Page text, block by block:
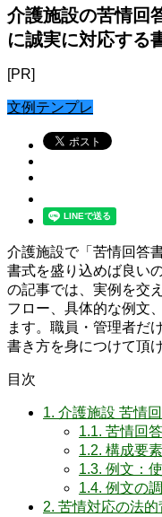
介護施設の苦情回
に誠実に対応する
[PR]
文例テンプレ
介護施設で「苦情回答
書式を盛り込めば良い
の記事では、実例を交
フロー、具体的な例文
ます。職員・管理者だ
書き方を身につけて頂け
目次
1. 介護施設 苦情
1.1. 苦情回
1.2. 構成要
1.3. 例文：
1.4. 例文の
2. 苦情対応の法